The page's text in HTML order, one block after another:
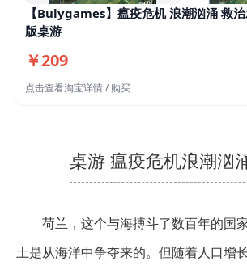
【Bulygames】瘟疫危机 浪潮汹涌 救
版桌游
￥209
点击查看淘宝详情 / 购买
桌游 瘟疫危机浪潮汹
荷兰，这个与海搏斗了数百年的国
土是从海洋中争夺来的。但随着人口增